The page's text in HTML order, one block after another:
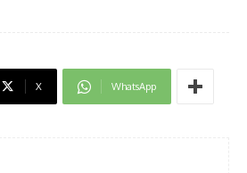
X WhatsApp